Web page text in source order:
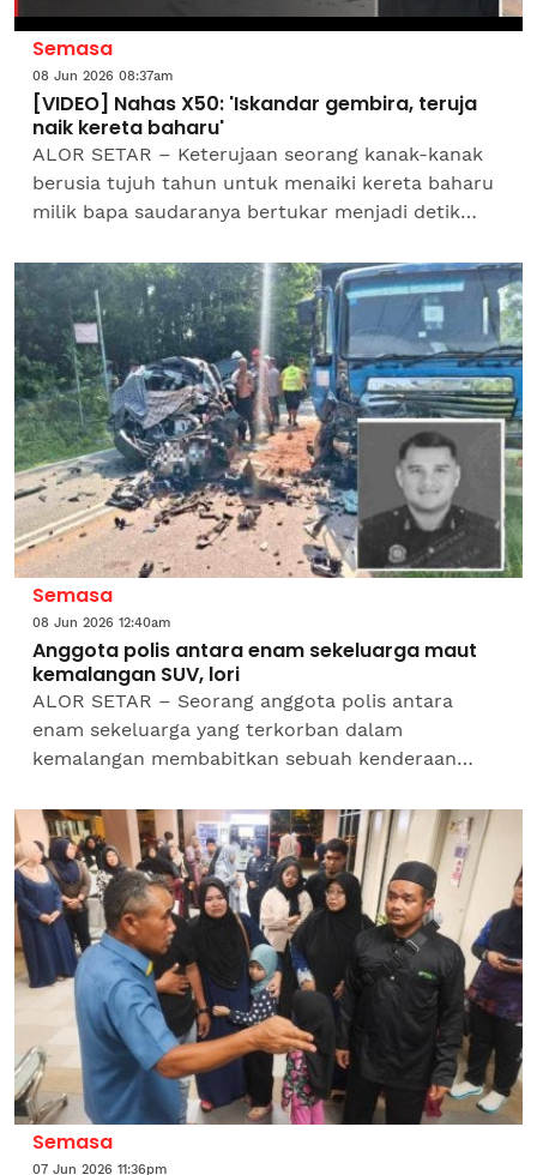
Semasa
08 Jun 2026 08:37am
[VIDEO] Nahas X50: 'Iskandar gembira, teruja
naik kereta baharu'
ALOR SETAR – Keterujaan seorang kanak-kanak
berusia tujuh tahun untuk menaiki kereta baharu
milik bapa saudaranya bertukar menjadi detik
keluarganya dalam...
Semasa
08 Jun 2026 12:40am
Anggota polis antara enam sekeluarga maut
kemalangan SUV, lori
ALOR SETAR – Seorang anggota polis antara
enam sekeluarga yang terkorban dalam
kemalangan membabitkan sebuah kenderaan
Pinang Tunggal, dekat Sungai...
Semasa
07 Jun 2026 11:36pm